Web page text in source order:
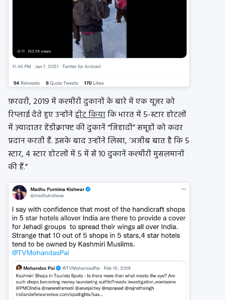
फ़रवरी, 2019 में कश्मीरी दुकानों के बारे में एक यूज़र को
रिप्लाई देते हुए उन्होंनेट्वीट कियाकि भारत में 5-स्टार होटलों
में ज़्यादातर हेंडीक्राफ्ट की दुकानें “जिहादी” समूहों को कवर
प्रदान करती हैं. इसके बाद उन्होंने लिखा, ‘अजीब बात है कि 5
स्टार, 4 स्टार होटलों में 5 में से 10 दुकानें कश्मीरी मुसलमानों
की हैं.”